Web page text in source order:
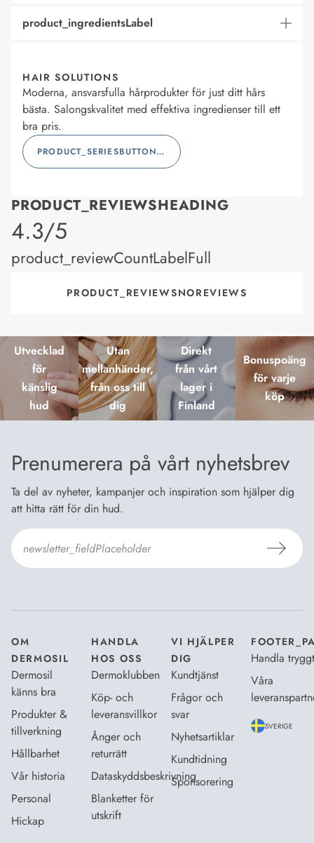
product_ingredientsLabel
HAIR SOLUTIONS
Moderna, ansvarsfulla hårprodukter för just ditt hårs
bästa. Salongskvalitet med effektiva ingredienser till ett
bra pris.
PRODUCT_SERIESBUTTONLABEL
PRODUCT_REVIEWSHEADING
product_rating
4.3/5
product_reviewCountLabelFull
PRODUCT_REVIEWSNOREVIEWS
Utvecklad
för
känslig
hud
Utan
mellanhänder,
från oss till
dig
Direkt
från vårt
lager i
Finland
Bonuspoäng
för varje
köp
Prenumerera på vårt nyhetsbrev
Ta del av nyheter, kampanjer och inspiration som hjälper dig
att hitta rätt för din hud.
OM
DERMOSIL
Dermosil
känns bra
Produkter &
tillverkning
Hållbarhet
Vår historia
Personal
Hickap
HANDLA
HOS OSS
Dermoklubben
Köp- och
leveransvillkor
Ånger och
returrätt
Dataskyddsbeskrivning
Blanketter för
utskrift
VI HJÄLPER
DIG
Kundtjänst
Frågor och
svar
Nyhetsartiklar
Kundtidning
Sponsorering
Handla tryggt
Våra
SVERIGE